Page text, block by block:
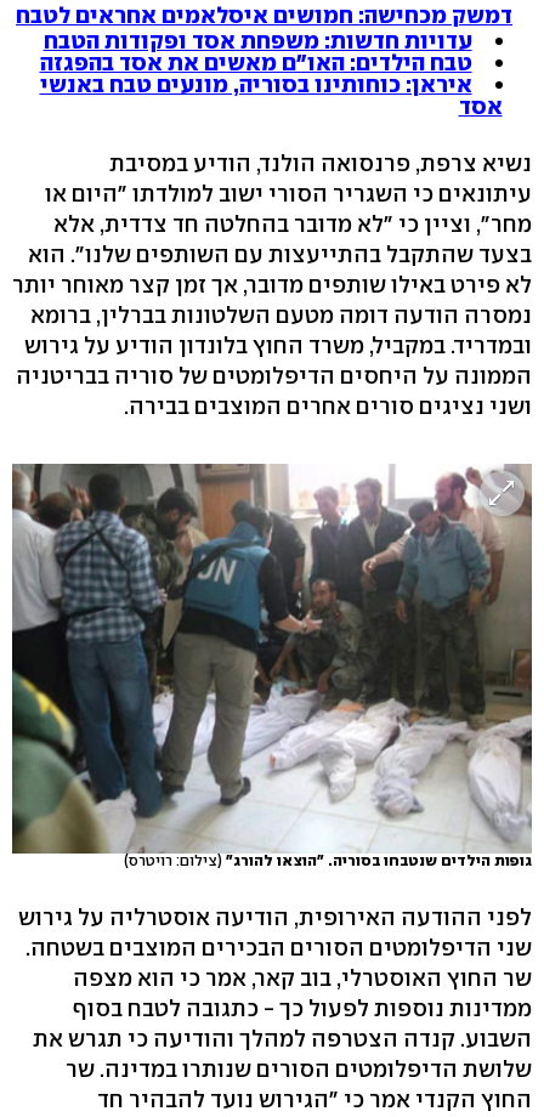
דמשק מכחישה: חמושים איסלאמים אחראים לטבח
עדויות חדשות: משפחת אסד ופקודות הטבח
טבח הילדים: האו"ם מאשים את אסד בהפגזה
איראן: כוחותינו בסוריה, מונעים טבח באנשי
אסד
נשיא צרפת, פרנסואה הולנד, הודיע במסיבת
עיתונאים כי השגריר הסורי ישוב למולדתו "היום או
מחר", וציין כי "לא מדובר בהחלטה חד צדדית, אלא
בצעד שהתקבל בהתייעצות עם השותפים שלנו". הוא
לא פירט באילו שותפים מדובר, אך זמן קצר מאוחר יותר
נמסרה הודעה דומה מטעם השלטונות בברלין, ברומא
ובמדריד. במקביל, משרד החוץ בלונדון הודיע על גירוש
הממונה על היחסים הדיפלומטים של סוריה בבריטניה
ושני נציגים סורים אחרים המוצבים בבירה.
גופות הילדים שנטבחו בסוריה. "הוצאו להורג" (צילום: רויטרס)
לפני ההודעה האירופית, הודיעה אוסטרליה על גירוש
שני הדיפלומטים הסורים הבכירים המוצבים בשטחה.
שר החוץ האוסטרלי, בוב קאר, אמר כי הוא מצפה
ממדינות נוספות לפעול כך - כתגובה לטבח בסוף
השבוע. קנדה הצטרפה למהלך והודיעה כי תגרש את
שלושת הדיפלומטים הסורים שנותרו במדינה. שר
החוץ הקנדי אמר כי "הגירוש נועד להבהיר חד